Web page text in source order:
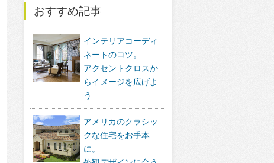
おすすめ記事
インテリアコーディ
ネートのコツ。
アクセントクロスか
らイメージを広げよ
う
アメリカのクラシッ
クな住宅をお手本
に。